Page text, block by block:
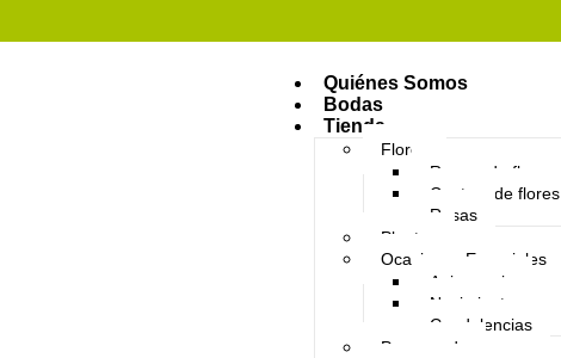
Quiénes Somos
Bodas
Tienda
Flores
Ramos de flores
Centros de flores
Rosas
Plantas
Ocasiones Especiales
Aniversario
Nacimientos
Condolencias
Preservado